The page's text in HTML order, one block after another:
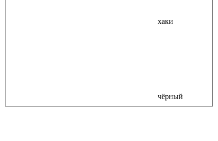
хаки
чёрный